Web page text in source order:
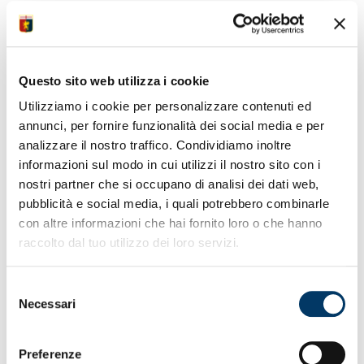
Questo sito web utilizza i cookie
Utilizziamo i cookie per personalizzare contenuti ed
annunci, per fornire funzionalità dei social media e per
analizzare il nostro traffico. Condividiamo inoltre
informazioni sul modo in cui utilizzi il nostro sito con i
nostri partner che si occupano di analisi dei dati web,
pubblicità e social media, i quali potrebbero combinarle
con altre informazioni che hai fornito loro o che hanno
raccolto dal tuo utilizzo dei loro servizi.
delNecessari
Preferenze
Tra le squadre che il Genoa annovera tra le sue fila ne
esiste una davvero speciale:
il Genoa for Special.
campionato DPCS.
Diversamente da quasi tutte le altre Società
professionistiche, il Genoa non ha semplicemente affiliato
un’associazione, ma hacreato e aggiunto quindi una
nuova leva al suo interno, quella appunto degli Special.
La squadra partecipa al Campionato DCPS organizzato
dalla FIGC che prevede una prima fase regionale e una
nazionale.
mattina. Lo stesso giorno, quando non ci sono state partite
di campionato, gli Special si sono allenati al Coronata
Oltre al campionato DCPS sono in cantiere molte altre